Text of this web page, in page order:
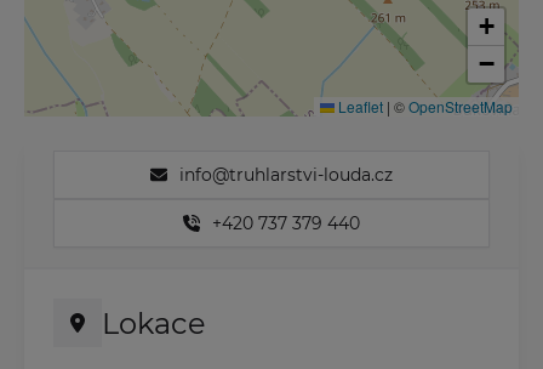
info@truhlarstvi-louda.cz
+420 737 379 440
Lokace
+
−
Leaflet | ©OpenStreetMap